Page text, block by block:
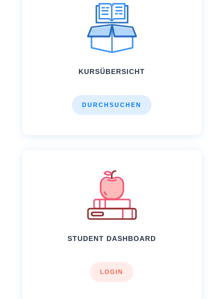
KURSÜBERSICHT
DURCHSUCHEN
STUDENT DASHBOARD
LOGIN